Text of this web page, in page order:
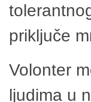
priključe
Volonter
ljudima u